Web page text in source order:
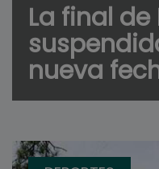
La final de
nueva